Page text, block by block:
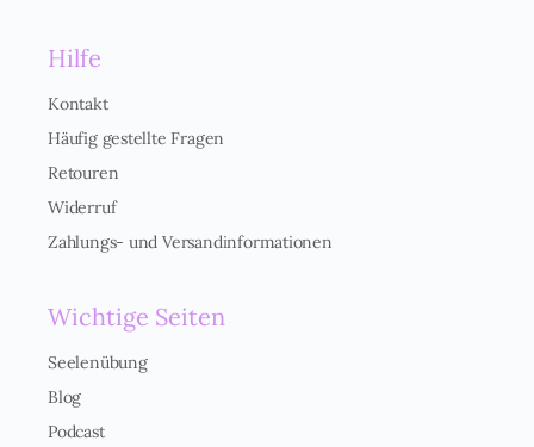
v
r
t
ä
d
n
*
Hilfe
Kontakt
Häufig gestellte Fragen
Retouren
Widerruf
Zahlungs- und Versandinformationen
Wichtige Seiten
Seelenübung
Blog
Podcast